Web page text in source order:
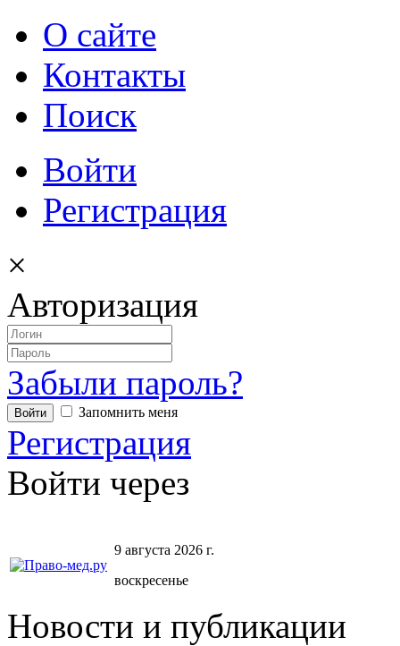
О сайте
Контакты
Поиск
Войти
Регистрация
×
Авторизация
Забыли пароль?
Запомнить меня
Регистрация
Войти через
9 августа 2026 г.
воскресенье
Новости и публикации